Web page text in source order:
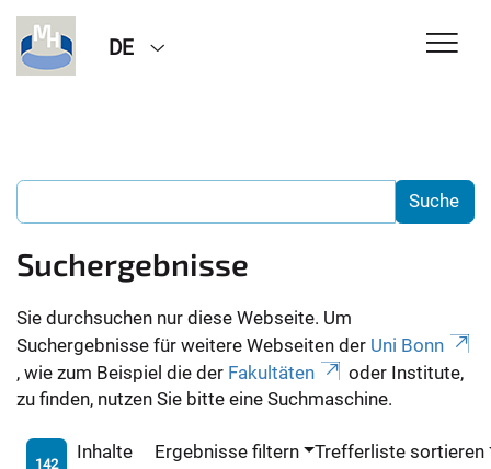
DE
Suchergebnisse
Sie durchsuchen nur diese Webseite. Um
Suchergebnisse für weitere Webseiten der Uni Bonn
, wie zum Beispiel die der Fakultäten
oder Institute,
zu finden, nutzen Sie bitte eine Suchmaschine.
142
Inhalte
Ergebnisse filtern Trefferliste sortieren